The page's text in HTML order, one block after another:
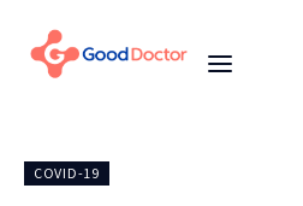
COVID-19